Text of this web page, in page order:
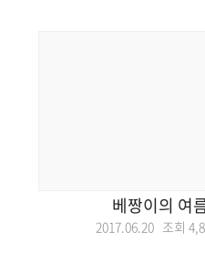
베짱이의 여
2017.06.20 조회